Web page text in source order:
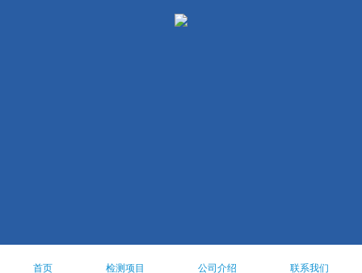
首页 检测项目 公司介绍 联系我们